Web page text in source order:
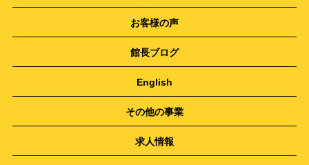
お客様の声
館長ブログ
English
その他の事業
求人情報